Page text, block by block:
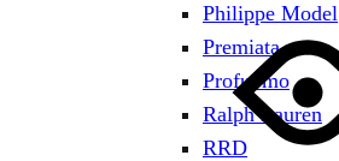
Philippe Model
Premiata
Profuomo
Ralph Lauren
RRD